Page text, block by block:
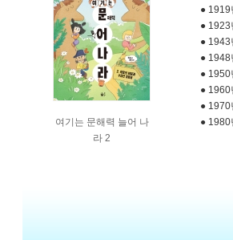
여기는 문해력 늘어 나
라 2
● 1919
● 1923
● 1943
● 1948
● 1950
● 1960
● 1970
● 1980